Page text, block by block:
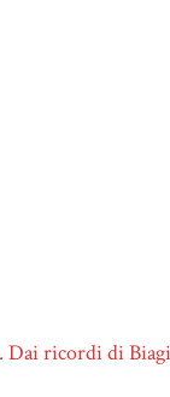
Dai ricordi di